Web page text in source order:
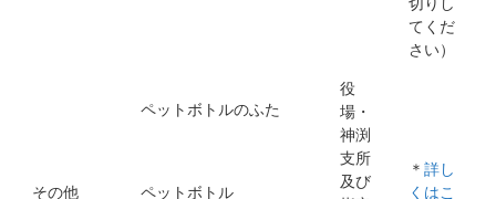
てくだ
さい）
その他
ペットボトルのふた
役
場・
神渕
支所
及び
＊ 詳し
くはこ
ペットボトル